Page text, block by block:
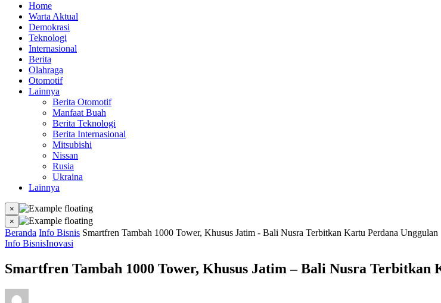
Home
Warta Aktual
Demokrasi
Teknologi
Internasional
Berita
Olahraga
Otomotif
Lainnya
Berita Otomotif
Manfaat Buah
Berita Teknologi
Berita Internasional
Mitsubishi
Nissan
Rusia
Ukraina
Lainnya
×
×
Beranda Info Bisnis Smartfren Tambah 1000 Tower, Khusus Jatim - Bali Nusra Terbitkan Kartu Perdana Unggulan
Info BisnisInovasi
Smartfren Tambah 1000 Tower, Khusus Jatim – Bali Nusra Terbitkan